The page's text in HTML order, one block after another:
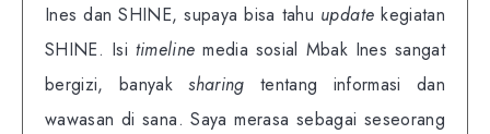
Ines dan SHINE, supaya bisa tahu update kegiatan
SHINE. Isi timeline media sosial Mbak Ines sangat
bergizi, banyaksharing tentang informasi dan
wawasan di sana. Saya merasa sebagai seseorang